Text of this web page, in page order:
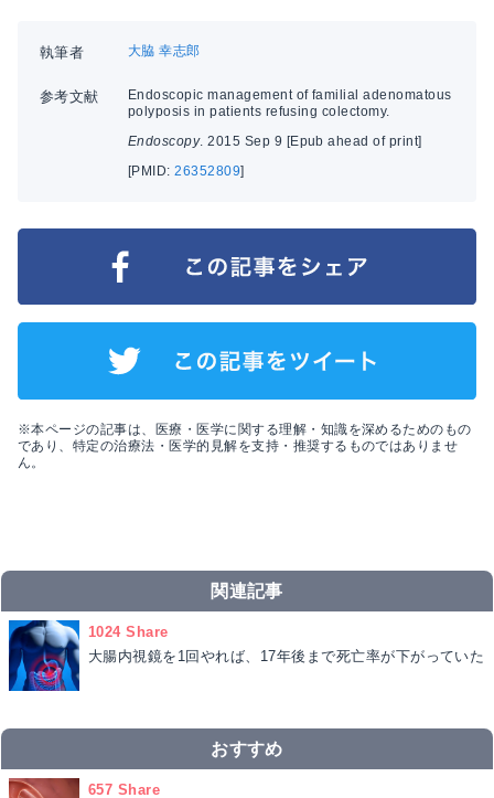
執筆者 大脇 幸志郎
参考文献
Endoscopic management of familial adenomatous
polyposis in patients refusing colectomy.
Endoscopy. 2015 Sep 9 [Epub ahead of print]
[PMID:26352809]
※本ページの記事は、医療・医学に関する理解・知識を深めるためのもの
であり、特定の治療法・医学的見解を支持・推奨するものではありませ
ん。
関連記事
1024 Share
大腸内視鏡を1回やれば、17年後まで死亡率が下がっていた
おすすめ
657 Share